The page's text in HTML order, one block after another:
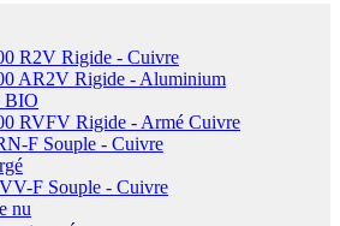
R2V Rigide - Cuivre
AR2V Rigide - Aluminium
BIO
RVFV Rigide - Armé Cuivre
F Souple - Cuivre
F Souple - Cuivre
nu